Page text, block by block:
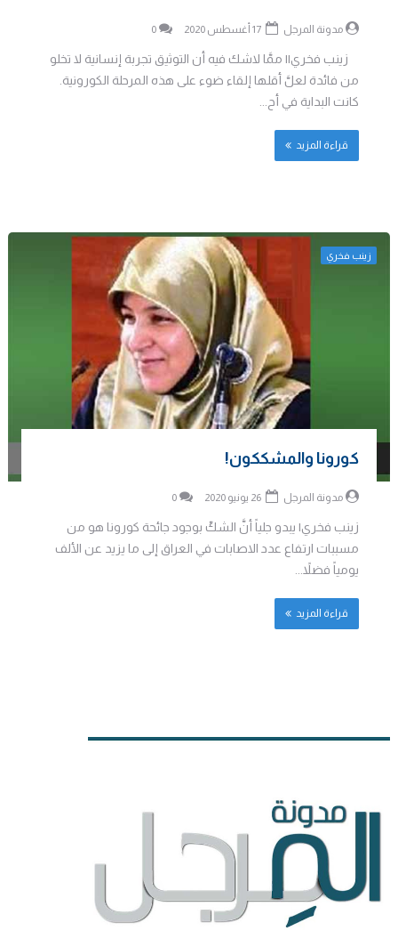
مدونة المرجل 0
زينب فخري|| ممَّا لاشك فيه أن التوثيق تجربة إنسانية لا تخلو
من فائدة لعلَّ أقلها إلقاء ضوء على هذه المرحلة الكورونية.
كانت البداية في أح...
قراءة المزيد
زينب فخري
كورونا والمشككون!
مدونة المرجل 0
زينب فخري| يبدو جلياً أنَّ الشكّ بوجود جائحة كورونا هو من
مسببات ارتفاع عدد الاصابات في العراق إلى ما يزيد عن الألف
يومياً فضلاً...
قراءة المزيد